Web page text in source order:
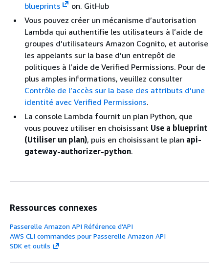
blueprints
on. GitHub
Vous pouvez créer un mécanisme d’autorisation
Lambda qui authentifie les utilisateurs à l’aide de
groupes d’utilisateurs Amazon Cognito, et autorise
les appelants sur la base d’un entrepôt de
politiques à l’aide de Verified Permissions. Pour de
plus amples informations, veuillez consulter
Contrôle de l’accès sur la base des attributs d’une
identité avec Verified Permissions.
La console Lambda fournit un plan Python, que
vous pouvez utiliser en choisissant Use a blueprint
(Utiliser un plan), puis en choisissant le plan api-
gateway-authorizer-python.
Ressources connexes
Passerelle Amazon API Référence d'API
AWS CLI commandes pour Passerelle Amazon API
SDK et outils